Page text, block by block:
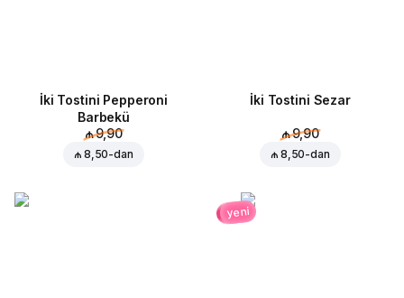
İki Tostini Pepperoni
Barbekü
₼ 9,90
₼ 8,50-dan
İki Tostini Sezar
₼ 9,90
₼ 8,50-dan
yeni